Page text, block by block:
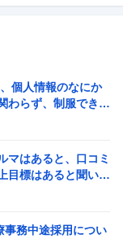
・入社後ギャップ
121件
19件
個人情報のなにか
わらず、制服できて
マはあると、口コミ
目標はあると聞いて
事務中途採用につい